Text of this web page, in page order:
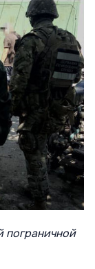
пограничной